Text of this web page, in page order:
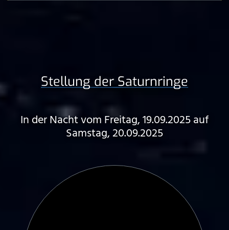
Stellung der Saturnringe
In der Nacht vom Freitag, 19.09.2025 auf
Samstag, 20.09.2025